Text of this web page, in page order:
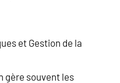
et Gestion de la
gère souvent les